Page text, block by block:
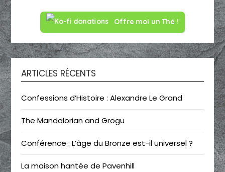
Offre moi un Thé !
ARTICLES RÉCENTS
Confessions d’Histoire : Alexandre Le Grand
The Mandalorian and Grogu
Conférence : L’âge du Bronze est-il universel ?
La maison hantée de Pavenhill